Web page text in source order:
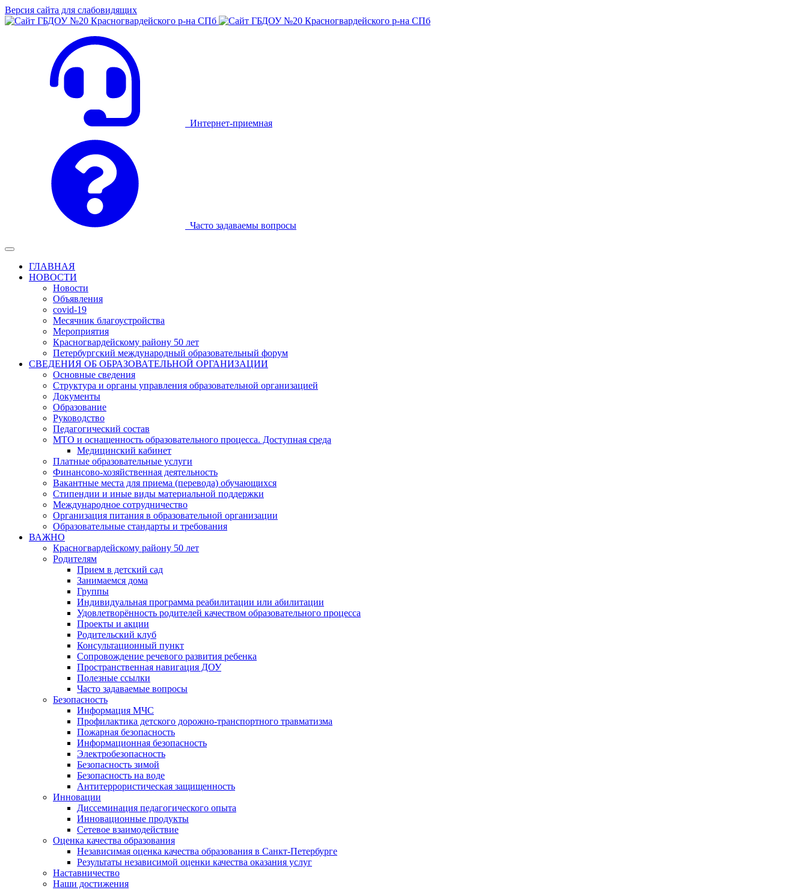
Версия сайта для слабовидящих
Интернет-приемная
Часто задаваемы вопросы
ГЛАВНАЯ
НОВОСТИ
Новости
Объявления
covid-19
Месячник благоустройства
Мероприятия
Красногвардейскому району 50 лет
Петербургский международный образовательный форум
СВЕДЕНИЯ ОБ ОБРАЗОВАТЕЛЬНОЙ ОРГАНИЗАЦИИ
Основные сведения
Структура и органы управления образовательной организацией
Документы
Образование
Руководство
Педагогический состав
МТО и оснащенность образовательного процесса. Доступная среда
Медицинский кабинет
Платные образовательные услуги
Финансово-хозяйственная деятельность
Вакантные места для приема (перевода) обучающихся
Стипендии и иные виды материальной поддержки
Международное сотрудничество
Организация питания в образовательной организации
Образовательные стандарты и требования
ВАЖНО
Красногвардейскому району 50 лет
Родителям
Прием в детский сад
Занимаемся дома
Группы
Индивидуальная программа реабилитации или абилитации
Удовлетворённость родителей качеством образовательного процесса
Проекты и акции
Родительский клуб
Консультационный пункт
Сопровождение речевого развития ребенка
Пространственная навигация ДОУ
Полезные ссылки
Часто задаваемые вопросы
Безопасность
Информация МЧС
Профилактика детского дорожно-транспортного травматизма
Пожарная безопасность
Информационная безопасность
Электробезопасность
Безопасность зимой
Безопасность на воде
Антитеррористическая защищенность
Инновации
Диссеминация педагогического опыта
Инновационные продукты
Сетевое взаимодействие
Оценка качества образования
Независимая оценка качества образования в Санкт-Петербурге
Результаты независимой оценки качества оказания услуг
Наставничество
Наши достижения